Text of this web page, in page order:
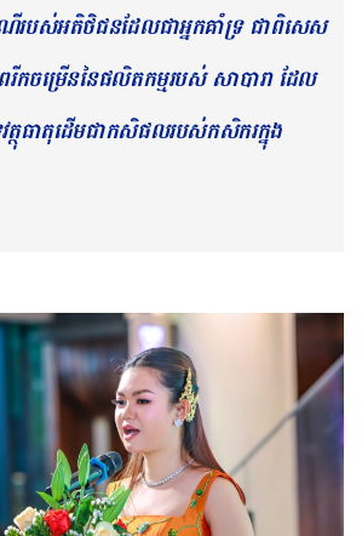
បស់អតិថិជនដែលជាអ្នកគាំទ្រ ជាពិសេស
រីកចម្រើននៃផលិតកម្មរបស់ សាបារា ដែល
វត្ថុធាតុដើមជាកសិផលរបស់កសិករក្នុង